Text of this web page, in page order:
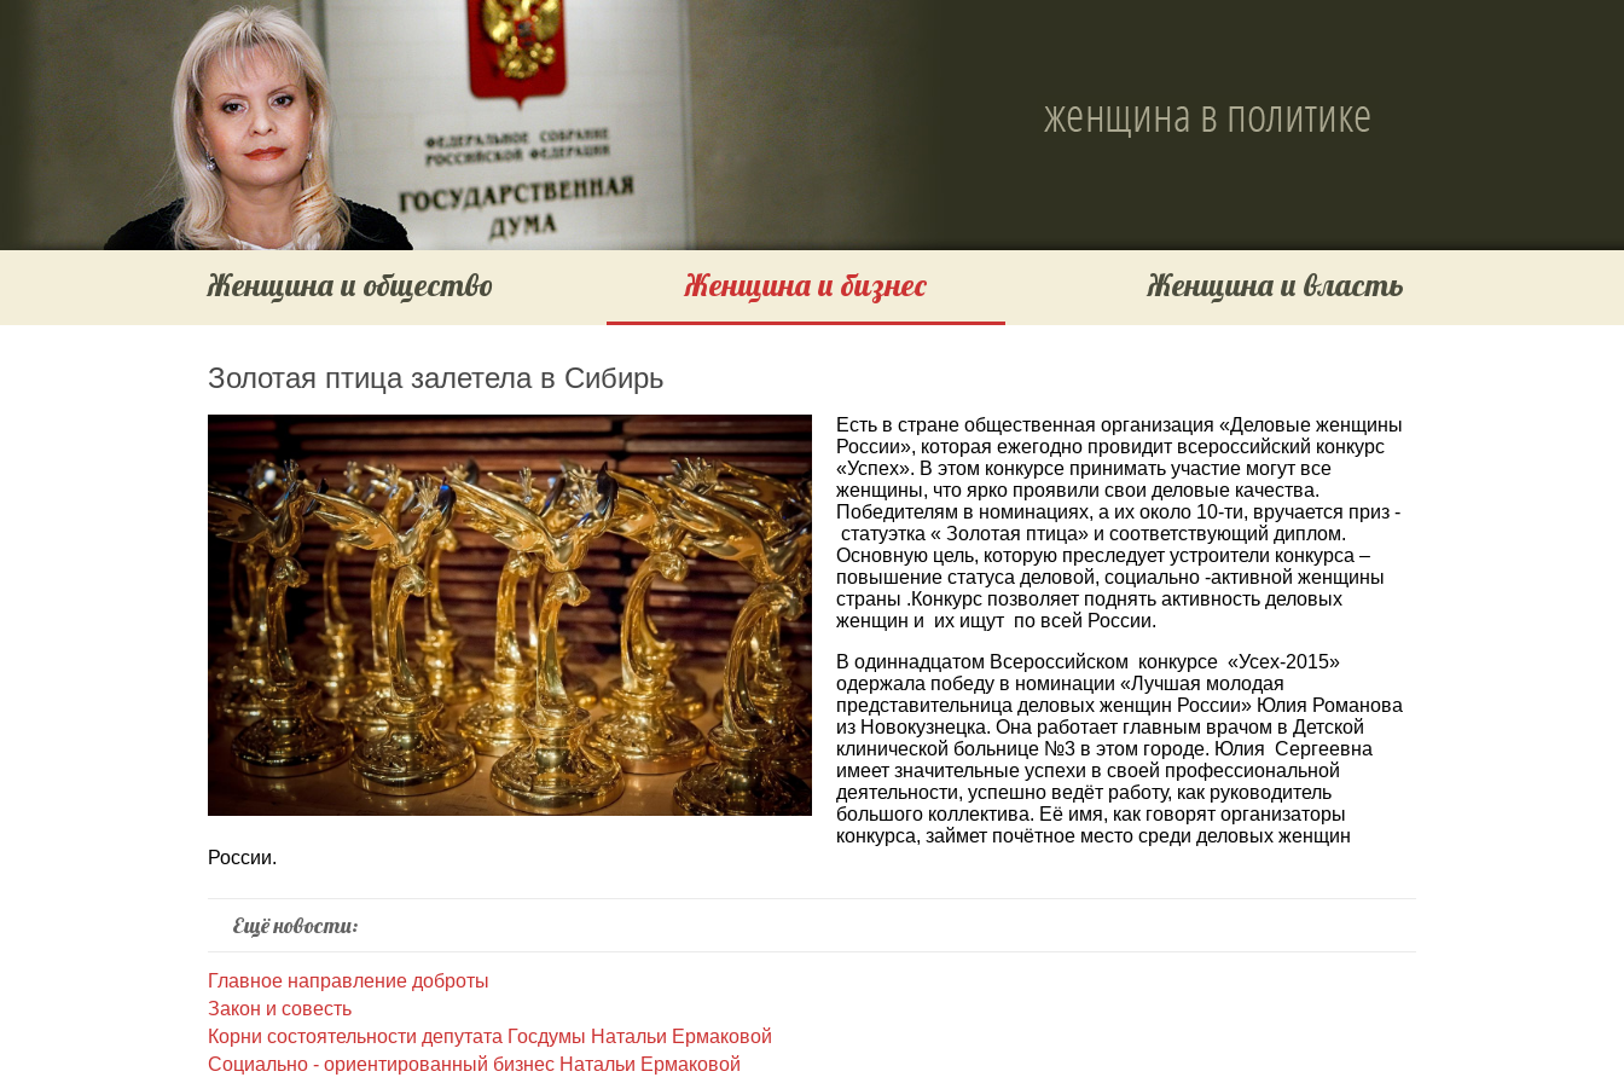
Женщина и общество Женщина и бизнес Женщина и власть
Золотая птица залетела в Сибирь
Есть в стране общественная организация «Деловые женщины
России», которая ежегодно провидит всероссийский конкурс
«Успех». В этом конкурсе принимать участие могут все
женщины, что ярко проявили свои деловые качества.
Победителям в номинациях, а их около 10-ти, вручается приз -
статуэтка « Золотая птица» и соответствующий диплом.
Основную цель, которую преследует устроители конкурса –
повышение статуса деловой, социально -активной женщины
страны .Конкурс позволяет поднять активность деловых
женщин и их ищут по всей России.
В одиннадцатом Всероссийском конкурсе «Усех-2015»
одержала победу в номинации «Лучшая молодая
представительница деловых женщин России» Юлия Романова
из Новокузнецка. Она работает главным врачом в Детской
клинической больнице №3 в этом городе. Юлия Сергеевна
имеет значительные успехи в своей профессиональной
деятельности, успешно ведёт работу, как руководитель
большого коллектива. Её имя, как говорят организаторы
конкурса, займет почётное место среди деловых женщин
России.
Ещё новости:
Главное направление доброты
Закон и совесть
Корни состоятельности депутата Госдумы Натальи Ермаковой
Социально - ориентированный бизнес Натальи Ермаковой